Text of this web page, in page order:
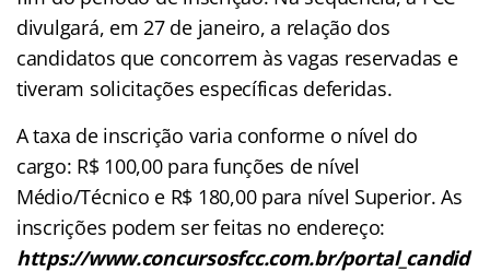
divulgará, em 27 de janeiro, a relação dos
candidatos que concorrem às vagas reservadas e
tiveram solicitações específicas deferidas.
A taxa de inscrição varia conforme o nível do
cargo: R$ 100,00 para funções de nível
Médio/Técnico e R$ 180,00 para nível Superior. As
inscrições podem ser feitas no endereço:
https://www.concursosfcc.com.br/portal_candid